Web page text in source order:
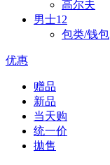
高尔夫
男士12
包类/钱包
优惠
赠品
新品
当天购
统一价
拋售